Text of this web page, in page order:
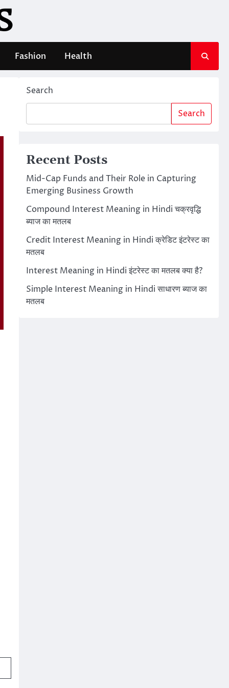
Fashion Health
Search
Search
Recent Posts
Mid-Cap Funds and Their Role in Capturing
Emerging Business Growth
Compound Interest Meaning in Hindi चक्रवृद्धि
ब्याज का मतलब
Credit Interest Meaning in Hindi क्रेडिट इंटरेस्ट का
मतलब
Interest Meaning in Hindi इंटरेस्ट का मतलब क्या है?
Simple Interest Meaning in Hindi साधारण ब्याज का
मतलब